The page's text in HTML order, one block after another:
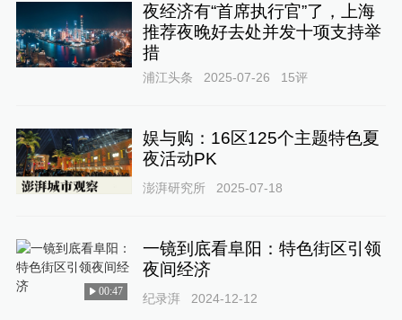
夜经济有“首席执行官”了，上海
推荐夜晚好去处并发十项支持举
措
浦江头条 2025-07-26 15评
娱与购：16区125个主题特色夏
夜活动PK
澎湃研究所 2025-07-18
00:47
一镜到底看阜阳：特色街区引领
夜间经济
纪录湃 2024-12-12